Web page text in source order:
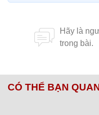
CÓ THỂ BẠN